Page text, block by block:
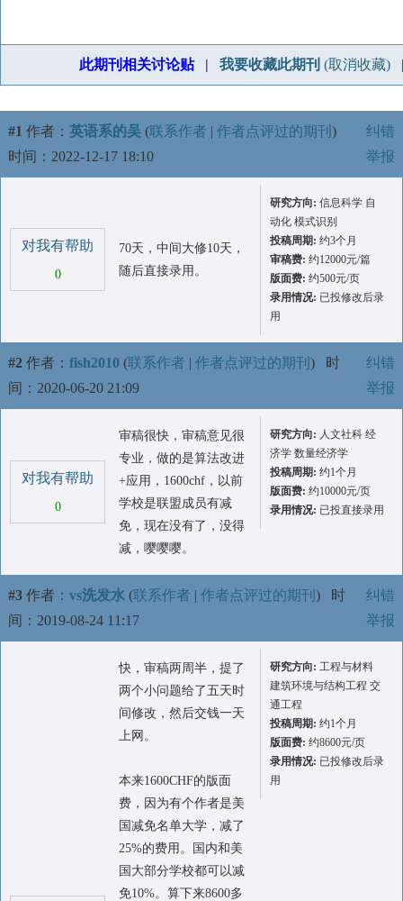
此期刊相关讨论贴| 我要收藏此期刊 (取消收藏)
#1 作者： 英语系的吴 (联系作者 | 作者点评过的期刊 )
时间：2022-12-17 18:10
纠错
举报
对我有帮助
0
70天，中间大修10天，
随后直接录用。
研究方向: 信息科学 自
动化 模式识别
投稿周期: 约3个月
审稿费: 约12000元/篇
版面费: 约500元/页
录用情况: 已投修改后录
用
#2 作者： fish2010 (联系作者 | 作者点评过的期刊 ) 时
间：2020-06-20 21:09
纠错
举报
对我有帮助
0
审稿很快，审稿意见很
专业，做的是算法改进
+应用，1600chf，以前
学校是联盟成员有减
免，现在没有了，没得
减，嘤嘤嘤。
研究方向: 人文社科 经
济学 数量经济学
投稿周期: 约1个月
版面费: 约10000元/页
录用情况: 已投直接录用
#3 作者： vs洗发水 (联系作者 | 作者点评过的期刊 ) 时
间：2019-08-24 11:17
纠错
举报
快，审稿两周半，提了
两个小问题给了五天时
间修改，然后交钱一天
上网。
本来1600CHF的版面
费，因为有个作者是美
国减免名单大学，减了
25%的费用。国内和美
国大部分学校都可以减
免10%。算下来8600多
研究方向: 工程与材料
建筑环境与结构工程 交
通工程
投稿周期: 约1个月
版面费: 约8600元/页
录用情况: 已投修改后录
用